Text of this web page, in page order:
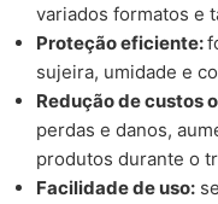
variados formatos e
Proteção eficiente:
sujeira, umidade e
Redução de custos
perdas e danos,
produtos durante o
Facilidade de uso: